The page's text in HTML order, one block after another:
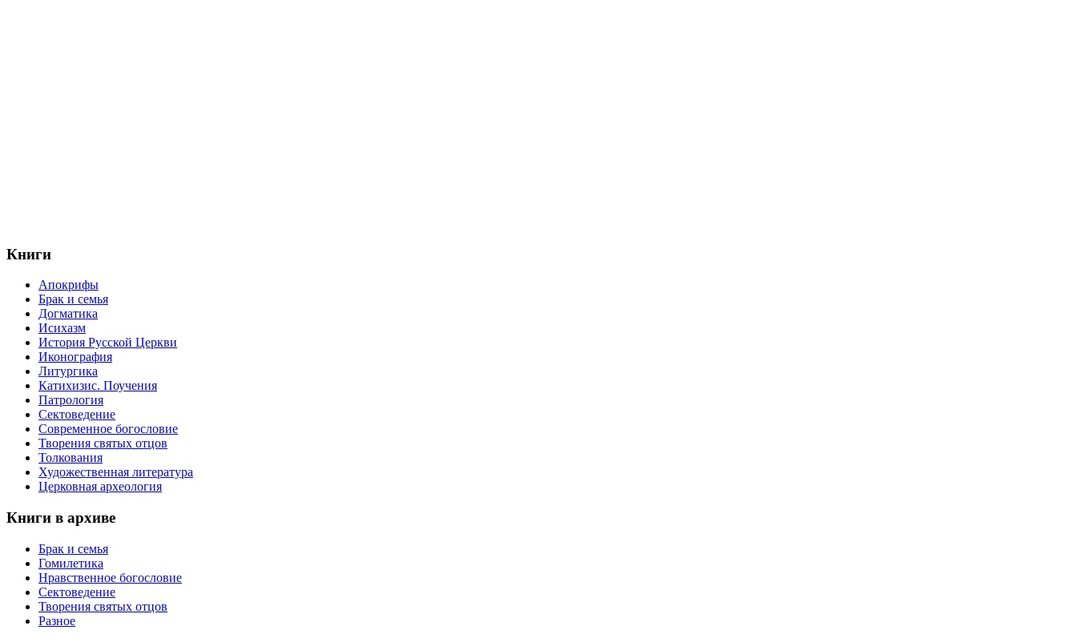
Книги
Апокрифы
Брак и семья
Догматика
Исихазм
История Русской Церкви
Иконография
Литургика
Катихизис. Поучения
Патрология
Сектоведение
Современное богословие
Творения святых отцов
Толкования
Художественная литература
Церковная археология
Книги в архиве
Брак и семья
Гомилетика
Нравственное богословие
Сектоведение
Творения святых отцов
Разное